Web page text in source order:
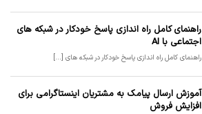
راهنمای کامل راه اندازی پاسخ خودکار در شبکه های
اجتماعی با AI
راهنمای کامل راه اندازی پاسخ خودکار در شبکه های [...]
آموزش ارسال پیامک به مشتریان اینستاگرامی برای
افزایش فروش